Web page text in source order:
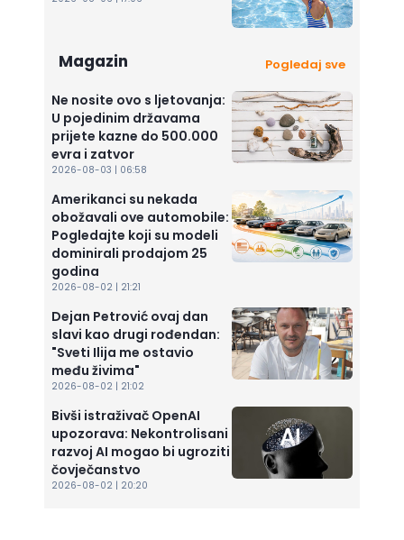
Magazin Pogledaj sve
Ne nosite ovo s ljetovanja:
U pojedinim državama
prijete kazne do 500.000
evra i zatvor
2026-08-03 | 06:58
Amerikanci su nekada
obožavali ove automobile:
Pogledajte koji su modeli
dominirali prodajom 25
godina
2026-08-02 | 21:21
Dejan Petrović ovaj dan
slavi kao drugi rođendan:
"Sveti Ilija me ostavio
među živima"
2026-08-02 | 21:02
Bivši istraživač OpenAI
upozorava: Nekontrolisani
razvoj AI mogao bi ugroziti
čovječanstvo
2026-08-02 | 20:20